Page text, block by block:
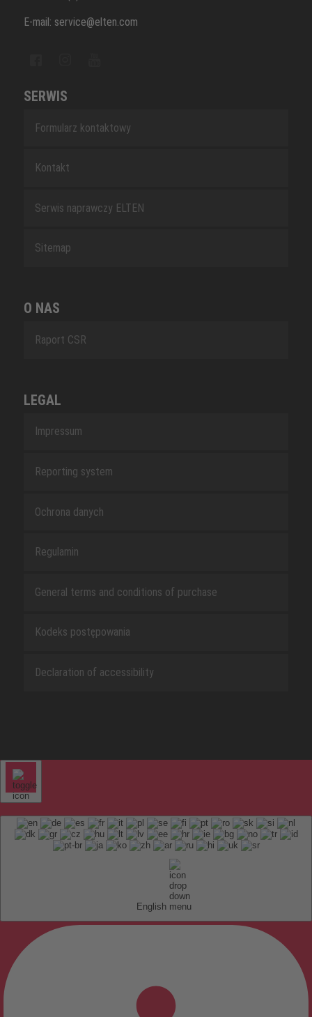
E-mail: service@elten.com
SERWIS
Formularz kontaktowy
Kontakt
Serwis naprawczy ELTEN
Sitemap
O NAS
Raport CSR
LEGAL
Impressum
Reporting system
Ochrona danych
Regulamin
General terms and conditions of purchase
Kodeks postępowania
Declaration of accessibility
English